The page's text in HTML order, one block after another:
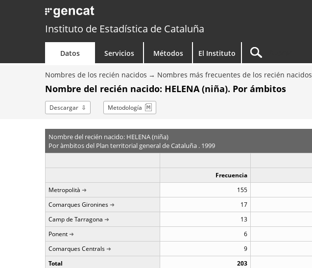
Instituto de Estadística de Cataluña
Datos Servicios Métodos El Instituto
Nombres de los recién nacidos Nombres más frecuentes de los recién nacidos
Nombre del recién nacido: HELENA (niña). Por ámbitos
Descargar Metodología
Nombre del recién nacido: HELENA (niña)
Por àmbitos del Plan territorial general de Cataluña . 1999
Frecuencia
Metropolità
155
Comarques Gironines
17
Camp de Tarragona
13
Ponent
6
Comarques Centrals
9
Total
203